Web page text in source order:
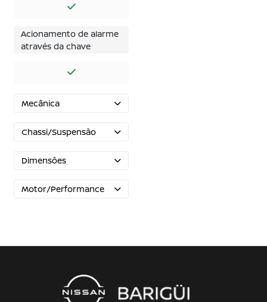
Acionamento de alarme
através da chave
Mecânica
Chassi/Suspensão
Dimensões
Motor/Performance